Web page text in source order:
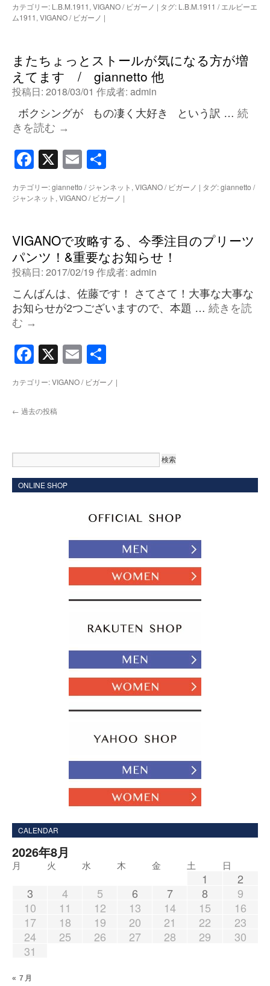
カテゴリー: L.B.M.1911 , VIGANO / ビガーノ | タグ: L.B.M.1911 / エルビーエ
ム1911 , VIGANO / ビガーノ |
またちょっとストールが気になる方が増
えてます / giannetto 他
投稿日: 2018/03/01 作成者: admin
ボクシングが もの凄く大好き という訳 … 続
きを読む →
Facebook
X Email
カテゴリー:giannetto / ジャンネット , VIGANO / ビガーノ | タグ:giannetto /
ジャンネット , VIGANO / ビガーノ |
VIGANOで攻略する、今季注目のプリーツ
パンツ！&重要なお知らせ！
投稿日: 2017/02/19 作成者: admin
こんばんは、佐藤です！ さてさて！大事な大事な
お知らせが2つございますので、本題 … 続きを読
む →
Facebook
X Email
カテゴリー:VIGANO / ビガーノ |
← 過去の投稿
ONLINE SHOP
CALENDAR
2026年8月
月 火 水 木 金 土 日
1
2
3
4 5 6 7 8
9
10
11 12 13 14 15
16
17
18 19 20 21 22
23
24
25 26 27 28 29
30
31
« 7月